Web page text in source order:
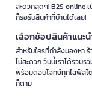
สะดวกสุดๆ! B2S online
ก็รอรับสินค้าที่บ้านได้เลย!
เลือกช้อปสินค้าแนะ
สำหรับใครที่กำลังมองหา
ไม่สะดวก วันนี้เราได้รวบ
พร้อมตอบโจทย์ทุกไลฟ์สไ
ก็ตาม